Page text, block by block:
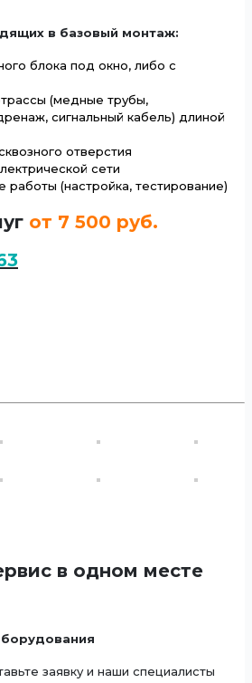
в базовый монтаж:
блока под окно, либо с
(медные трубы,
сигнальный кабель) длиной
отверстия
сети
работы (настройка, тестирование)
от 7 500 руб.
в одном месте
заявку и наши специалисты